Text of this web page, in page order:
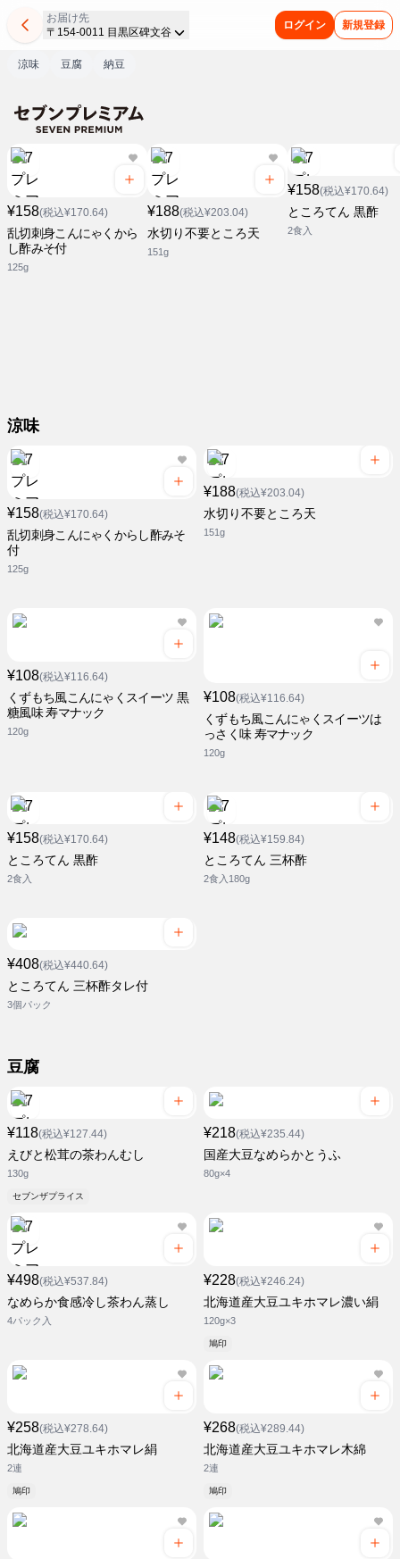
お届け先
〒154-0011 目黒区碑文谷
ログイン 新規登録
涼味 豆腐 納豆
¥158(税込¥170.64)
乱切刺身こんにゃくから
し酢みそ付
125g
¥188(税込¥203.04)
水切り不要ところ天
151g
¥158(税込¥170.64)
ところてん 黒酢
2食入
涼味
¥158(税込¥170.64)
乱切刺身こんにゃくからし酢みそ
付
125g
¥188(税込¥203.04)
水切り不要ところ天
151g
¥108(税込¥116.64)
くずもち風こんにゃくスイーツ 黒
糖風味 寿マナック
120g
¥108(税込¥116.64)
くずもち風こんにゃくスイーツは
っさく味 寿マナック
120g
¥158(税込¥170.64)
ところてん 黒酢
2食入
¥148(税込¥159.84)
ところてん 三杯酢
2食入180g
¥408(税込¥440.64)
ところてん 三杯酢タレ付
3個パック
豆腐
¥118(税込¥127.44)
えびと松茸の茶わんむし
130g
セブンザプライス
¥218(税込¥235.44)
国産大豆なめらかとうふ
80g×4
¥498(税込¥537.84)
なめらか食感冷し茶わん蒸し
4パック入
¥228(税込¥246.24)
北海道産大豆ユキホマレ濃い絹
120g×3
鳩印
¥258(税込¥278.64)
北海道産大豆ユキホマレ絹
2連
鳩印
¥268(税込¥289.44)
北海道産大豆ユキホマレ木綿
2連
鳩印